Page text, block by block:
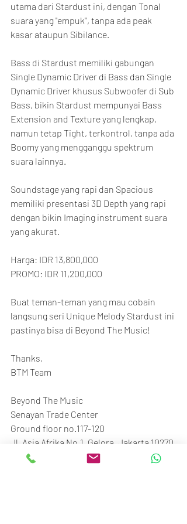
utama dari Stardust ini, dengan Tonal
suara yang "empuk", tanpa ada peak
kasar ataupun Sibilance.
Bass di Stardust memiliki gabungan
Single Dynamic Driver di Bass dan Single
Dynamic Driver khusus Subwoofer di Sub
Bass, bikin Stardust mempunyai Bass
Extension and Texture yang lengkap,
namun tetap Tight, terkontrol, tanpa ada
Boomy yang mengganggu spektrum
suara lainnya.
Soundstage yang rapi dan Spacious
memiliki presentasi 3D Depth yang rapi
dengan bikin Imaging instrument suara
yang akurat.
Harga: IDR 13,800,000
PROMO: IDR 11,200,000
Buat teman-teman yang mau cobain
langsung seri Unique Melody Stardust ini
pastinya bisa di Beyond The Music!
Thanks,
BTM Team
Beyond The Music
Senayan Trade Center
Ground floor no.117-120
Jl. Asia Afrika No.1, Gelora, Jakarta 10270
Call/SMS/WA: 081370009002 /